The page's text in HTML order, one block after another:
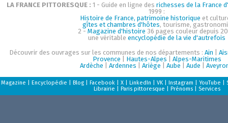
LA FRANCE PITTORESQUE : 1 - Guide en ligne des richesses de la France
1999 :
Histoire de France, patrimoine historique et
gîtes et chambres d'hôtes, tourisme,
2 - Magazine d'histoire 36 pages couleur depuis
une véritable encyclopédie de la vie d'autrefois
Découvrir des ouvrages sur les communes de nos départements : Ain
Provence
Hautes-Alpes
Alpes-Maritimes
Ardèche
Ardennes Ariège Aube Aude
Magazine Encyclopédie Blog| Facebook| X| LinkedIn VK| Instagram YouTube
Librairie
Paris pittoresque Prénoms| Services